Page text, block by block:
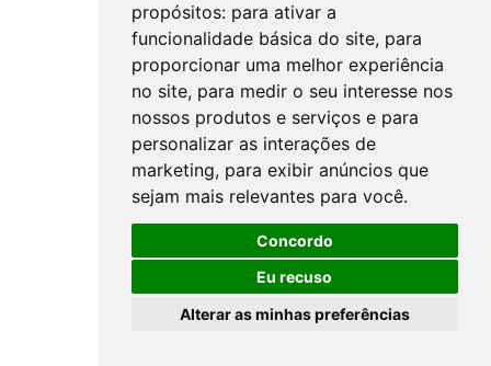
propósitos: para ativar a
funcionalidade básica do site, para
proporcionar uma melhor experiência
no site, para medir o seu interesse nos
nossos produtos e serviços e para
personalizar as interações de
marketing, para exibir anúncios que
sejam mais relevantes para você.
Concordo
Eu recuso
Alterar as minhas preferências